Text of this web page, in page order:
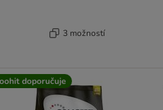
3 možností
doporučuje